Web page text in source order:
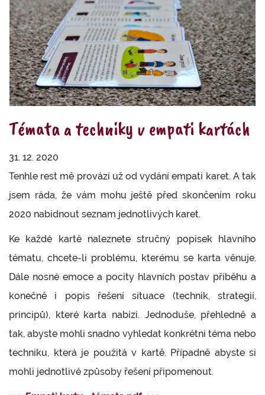
Témata a techniky v empati kartách
31. 12. 2020
Tenhle rest mě provází už od vydání empati karet. A tak
jsem ráda, že vám mohu ještě před skončením roku
2020 nabídnout seznam jednotlivých karet.
Ke každé kartě naleznete stručný popisek hlavního
tématu, chcete-li problému, kterému se karta věnuje.
Dále nosné emoce a pocity hlavních postav příběhu a
konečně i popis řešení situace (technik, strategií,
principů), které karta nabízí. Jednoduše, přehledně a
tak, abyste mohli snadno vyhledat konkrétní téma nebo
techniku, která je použitá v kartě. Případně abyste si
mohli jednotlivé způsoby řešení připomenout.